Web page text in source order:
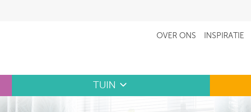
OVER ONS INSPIRATIE
TUIN